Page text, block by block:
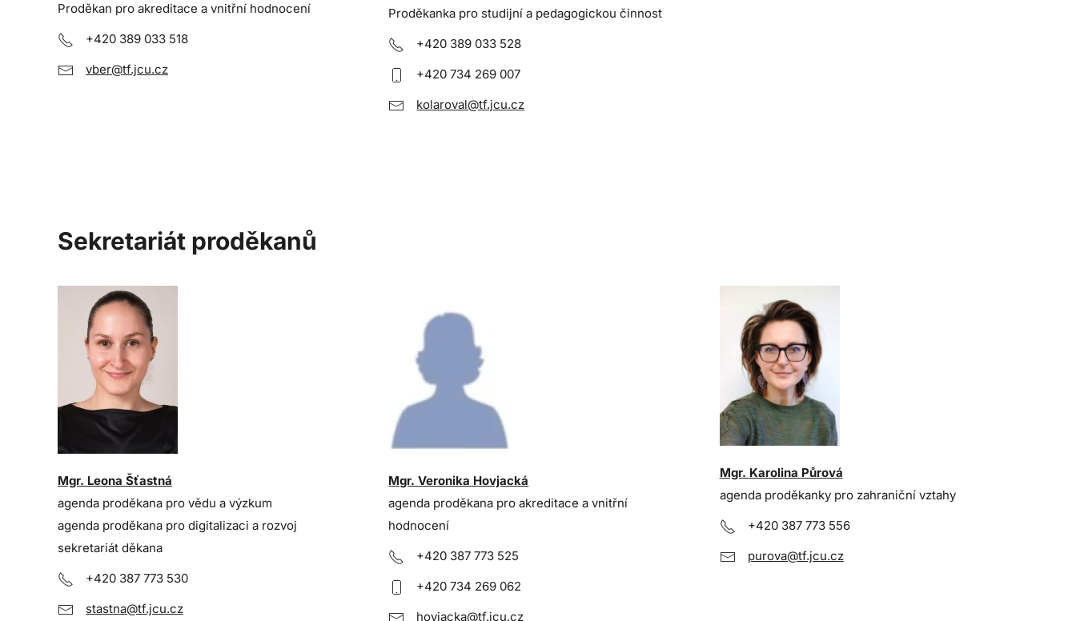
Proděkan pro akreditace a vnitřní hodnocení
+420 389 033 518
vber@tf.jcu.cz
Proděkanka pro studijní a pedagogickou činnost
+420 389 033 528
+420 734 269 007
kolaroval@tf.jcu.cz
Sekretariát proděkanů
Mgr. Leona Šťastná
agenda proděkana pro vědu a výzkum
agenda proděkana pro digitalizaci a rozvoj
sekretariát děkana
+420 387 773 530
stastna@tf.jcu.cz
Mgr. Veronika Hovjacká
agenda proděkana pro akreditace a vnitřní
hodnocení
+420 387 773 525
+420 734 269 062
hovjacka@tf.jcu.cz
Mgr. Karolina Půrová
agenda proděkanky pro zahraniční vztahy
+420 387 773 556
purova@tf.jcu.cz